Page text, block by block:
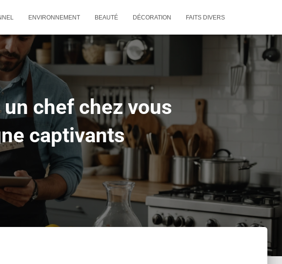
ENVIRONNEMENT BEAUTÉ DÉCORATION FAITS DIVERS
chef chez vous
captivants